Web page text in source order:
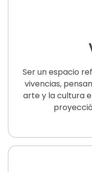
Ser un espacio
vivencias,
arte y la cultura